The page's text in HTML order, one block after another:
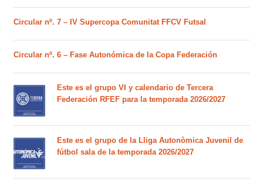
Circular nº. 7 – IV Supercopa Comunitat FFCV Futsal
Circular nº. 6 – Fase Autonómica de la Copa Federación
Este es el grupo VI y calendario de Tercera
Federación RFEF para la temporada 2026/2027
Este es el grupo de la Lliga Autonòmica Juvenil de
fútbol sala de la temporada 2026/2027